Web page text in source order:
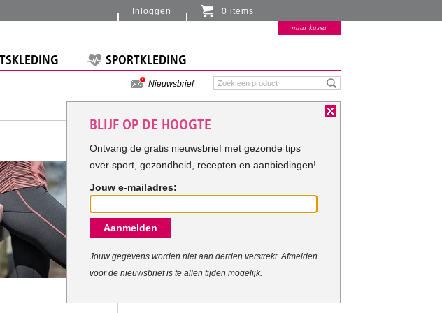
SPORTKLEDING
Nieuwsbrief
Inloggen 0 items
Er zitten momenteel geen artikelen in de
naar kassa
BLIJF OP DE HOOGTE
Ontvang de gratis nieuwsbrief met gezonde tips
over sport, gezondheid, recepten en aanbiedingen!
Jouw e-mailadres:
Aanmelden
Jouw gegevens worden niet aan derden verstrekt. Afmelden
voor de nieuwsbrief is te allen tijden mogelijk.